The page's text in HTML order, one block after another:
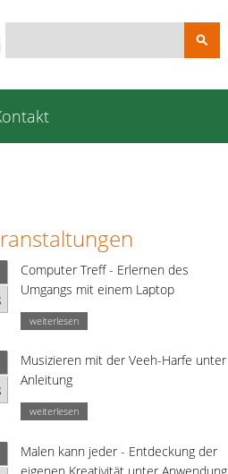
Suchbegriffe
Computer Treff - Erlernen des
Umgangs mit einem Laptop
weiterlesen
Musizieren mit der Veeh-Harfe unter
Anleitung
weiterlesen
Malen kann jeder - Entdeckung der
eigenen Kreativität unter Anwendung